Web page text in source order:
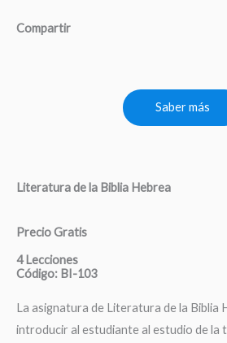
Compartir
Saber más
Literatura de la Biblia Hebrea
Precio Gratis
4 Lecciones
Código: BI-103
La asignatura de Literatura de la Biblia
introducir al estudiante al estudio de la